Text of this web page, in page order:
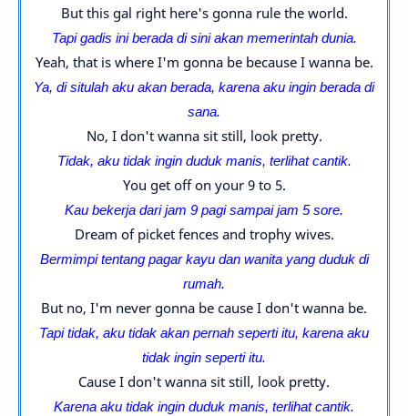
But this gal right here's gonna rule the world.
Tapi gadis ini berada di sini akan memerintah dunia.
Yeah, that is where I'm gonna be because I wanna be.
Ya, di situlah aku akan berada, karena aku ingin berada di
sana.
No, I don't wanna sit still, look pretty.
Tidak, aku tidak ingin duduk manis, terlihat cantik.
You get off on your 9 to 5.
Kau bekerja dari jam 9 pagi sampai jam 5 sore.
Dream of picket fences and trophy wives.
Bermimpi tentang pagar kayu dan wanita yang duduk di
rumah.
But no, I'm never gonna be cause I don't wanna be.
Tapi tidak, aku tidak akan pernah seperti itu, karena aku
tidak ingin seperti itu.
Cause I don't wanna sit still, look pretty.
Karena aku tidak ingin duduk manis, terlihat cantik.